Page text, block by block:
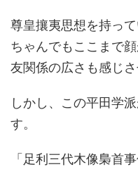
尊皇攘夷思想を持っ
ちゃんでもここまで
友関係の広さも感じさ
しかし、この平田学
す。
「足利三代木像梟首事